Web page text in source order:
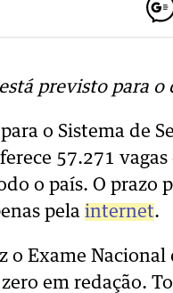
previsto para
o Sistema de
57.271
o país. O prazo
pela internet.
o Exame
em redação.